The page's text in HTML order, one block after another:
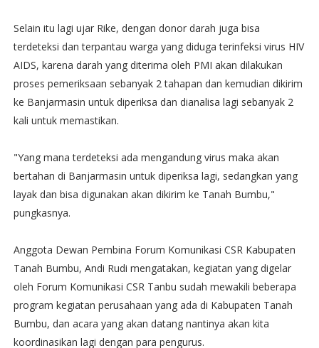
Selain itu lagi ujar Rike, dengan donor darah juga bisa
terdeteksi dan terpantau warga yang diduga terinfeksi virus HIV
AIDS, karena darah yang diterima oleh PMI akan dilakukan
proses pemeriksaan sebanyak 2 tahapan dan kemudian dikirim
ke Banjarmasin untuk diperiksa dan dianalisa lagi sebanyak 2
kali untuk memastikan.
"Yang mana terdeteksi ada mengandung virus maka akan
bertahan di Banjarmasin untuk diperiksa lagi, sedangkan yang
layak dan bisa digunakan akan dikirim ke Tanah Bumbu,"
pungkasnya.
Anggota Dewan Pembina Forum Komunikasi CSR Kabupaten
Tanah Bumbu, Andi Rudi mengatakan, kegiatan yang digelar
oleh Forum Komunikasi CSR Tanbu sudah mewakili beberapa
program kegiatan perusahaan yang ada di Kabupaten Tanah
Bumbu, dan acara yang akan datang nantinya akan kita
koordinasikan lagi dengan para pengurus.